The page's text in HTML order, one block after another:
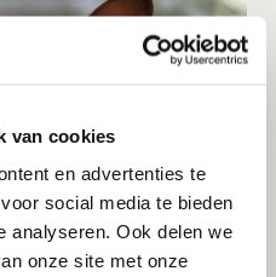
van cookies
en advertenties te
social media te bieden
analyseren. Ook delen we
onze site met onze